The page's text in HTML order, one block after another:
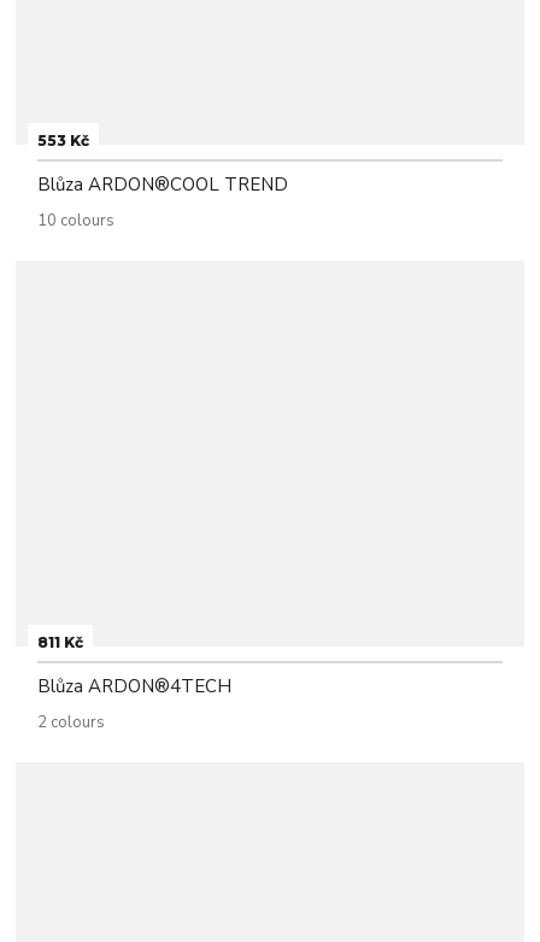
553 Kč
Blůza ARDON®COOL TREND
10 colours
811 Kč
Blůza ARDON®4TECH
2 colours